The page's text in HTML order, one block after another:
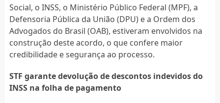
Social, o INSS, o Ministério Público Federal (MPF), a
Defensoria Pública da União (DPU) e a Ordem dos
Advogados do Brasil (OAB), estiveram envolvidos na
construção deste acordo, o que confere maior
credibilidade e segurança ao processo.
STF garante devolução de descontos indevidos do
INSS na folha de pagamento